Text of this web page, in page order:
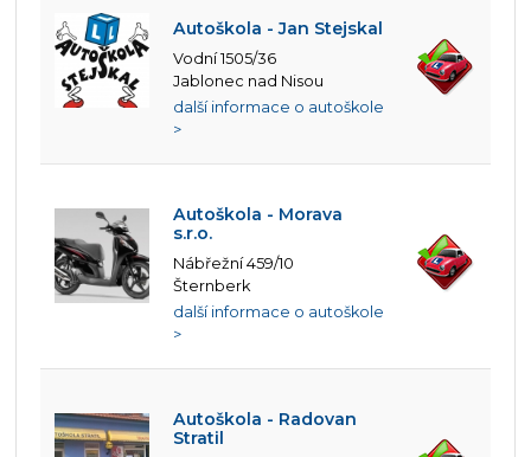
Autoškola - Jan Stejskal
Vodní 1505/36
Jablonec nad Nisou
další informace o autoškole
>
Autoškola - Morava
s.r.o.
Nábřežní 459/10
Šternberk
další informace o autoškole
>
Autoškola - Radovan
Stratil